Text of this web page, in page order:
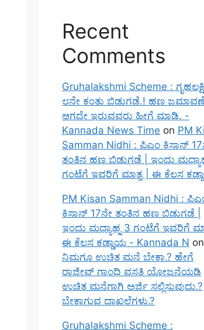
Recent
Comments
Gruhalakshmi Scheme :
೮ನೇ ಕಂತು ಬಿಡುಗಡೆ.! ಹಣ ಜಮಾವಣೆ
ಆಗದೇ ಇರುವವರು ಹೀಗೆ ಮಾಡಿ. -
Kannada News Time on PM
Samman Nidhi : ಪಿಎಂ ಕಿಸಾನ್
ತಂತಿನ ಹಣ ಬಿಡುಗಡೆ | ಇಂದು
ಗಂಟೆಗೆ ಇವರಿಗೆ ಮಾತ್ರ | ಈ ಕೆಲಸ
PM Kisan Samman Nidhi :
ಕಿಸಾನ್ 17ನೇ ತಂತಿನ ಹಣ ಬಿಡುಗಡೆ |
ಇಂದು ಮಧ್ಯಾಹ್ನ 3 ಗಂಟೆಗೆ ಇವರಿಗೆ
ಈ ಕೆಲಸ ಕಡ್ಡಾಯ - Kannada N on
ನಿಮಗೂ ಉಚಿತ ಮನೆ ಬೇಕಾ.? ಹೇಗೆ
ರಾಜೀವ್ ಗಾಂಧಿ ವಸತಿ ಯೋಜನೆಯಡಿ
ಉಚಿತ ಮನೆಗಾಗಿ ಅರ್ಜಿ ಸಲ್ಲಿಸುವುದು.?
ಬೇಕಾಗುವ ದಾಖಲೆಗಳು.?
Gruhalakshmi Scheme :